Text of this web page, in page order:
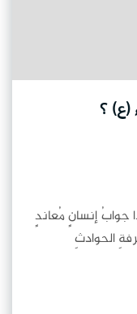
(ع) ؟
جوابُ إنسانٍ مُعاندٍ
الحوادثِ